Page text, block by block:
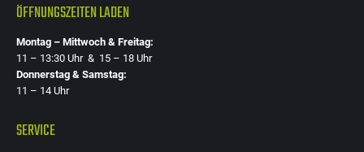
ÖFFNUNGSZEITEN LADEN
Montag – Mittwoch & Freitag:
11 – 13:30 Uhr & 15 – 18 Uhr
Donnerstag & Samstag:
11 – 14 Uhr
SERVICE